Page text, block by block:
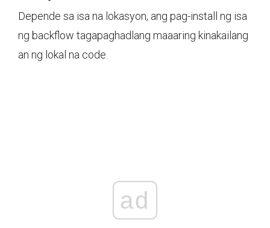
Depende sa isa na lokasyon, ang pag-install ng isa
ng backflow tagapaghadlang maaaring kinakailang
an ng lokal na code.
ad